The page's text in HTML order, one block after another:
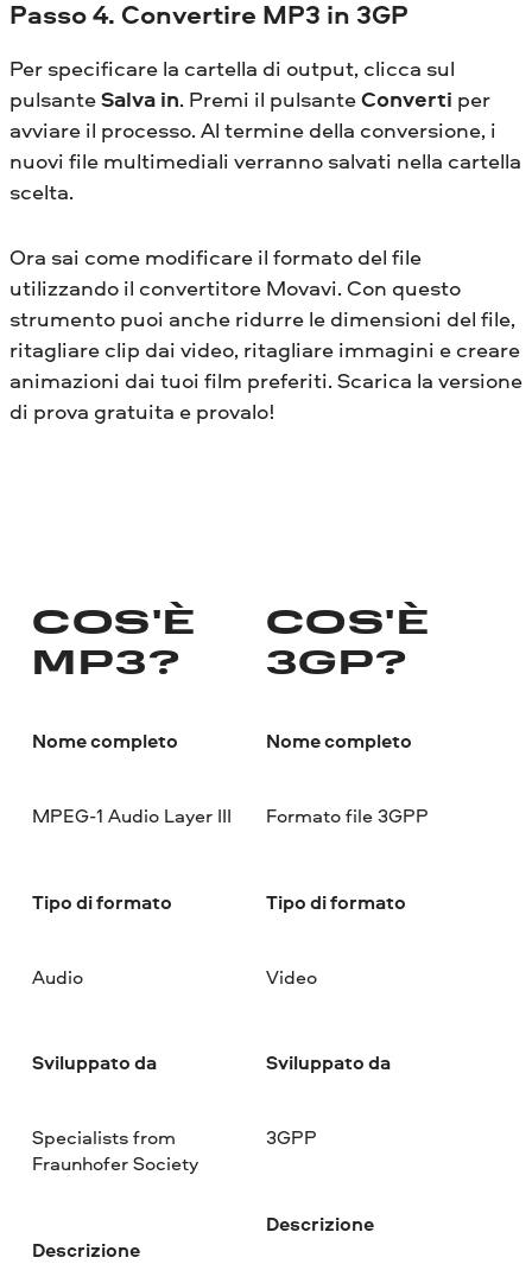
Passo 4. Convertire MP3 in 3GP
Per specificare la cartella di output, clicca sul
pulsanteSalva in. Premi il pulsanteConverti per
avviare il processo. Al termine della conversione, i
nuovi file multimediali verranno salvati nella cartella
scelta.
Ora sai come modificare il formato del file
utilizzando il convertitore Movavi. Con questo
strumento puoi anche ridurre le dimensioni del file,
ritagliare clip dai video, ritagliare immagini e creare
animazioni dai tuoi film preferiti. Scarica la versione
di prova gratuita e provalo!
COS'È
MP3?
Nome completo
MPEG-1 Audio Layer III
Tipo di formato
Audio
Sviluppato da
Specialists from
Fraunhofer Society
Descrizione
COS'È
3GP?
Nome completo
Formato file 3GPP
Tipo di formato
Video
Sviluppato da
3GPP
Descrizione